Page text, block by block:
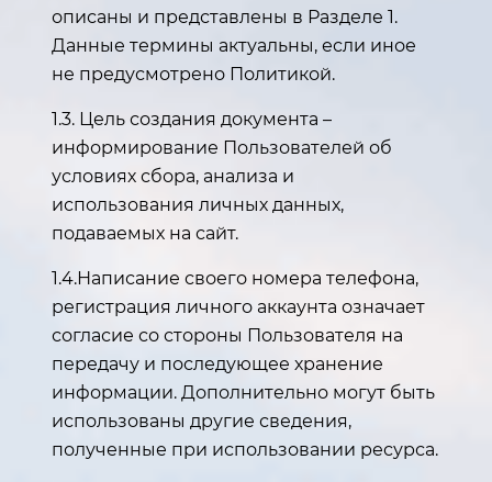
описаны и представлены в Разделе 1.
Данные термины актуальны, если иное
не предусмотрено Политикой.
1.3. Цель создания документа –
информирование Пользователей об
условиях сбора, анализа и
использования личных данных,
подаваемых на сайт.
1.4.Написание своего номера телефона,
регистрация личного аккаунта означает
согласие со стороны Пользователя на
передачу и последующее хранение
информации. Дополнительно могут быть
использованы другие сведения,
полученные при использовании ресурса.